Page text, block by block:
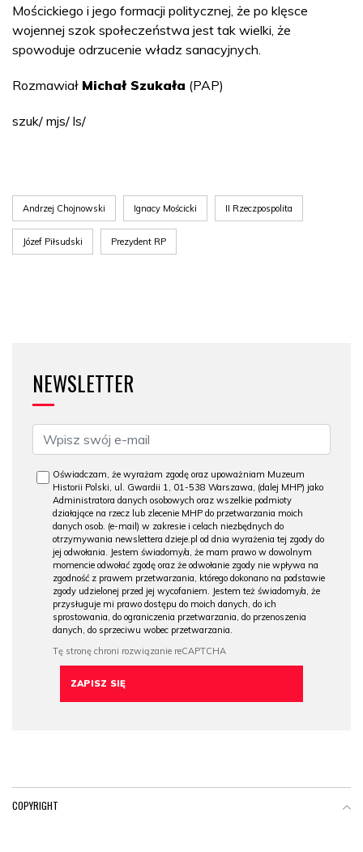
Mościckiego i jego formacji politycznej, że po klęsce
wojennej szok społeczeństwa jest tak wielki, że
spowoduje odrzucenie władz sanacyjnych.
Rozmawiał Michał Szukała (PAP)
szuk/ mjs/ ls/
Andrzej Chojnowski Ignacy Mościcki II Rzeczpospolita
Józef Piłsudski Prezydent RP
NEWSLETTER
Oświadczam, że wyrażam zgodę oraz upoważniam Muzeum
Historii Polski, ul. Gwardii 1, 01-538 Warszawa, (dalej MHP) jako
Administratora danych osobowych oraz wszelkie podmioty
działające na rzecz lub zlecenie MHP do przetwarzania moich
danych osob. (e-mail) w zakresie i celach niezbędnych do
otrzymywania newslettera dzieje.pl od dnia wyrażenia tej zgody do
jej odwołania. Jestem świadomy/a, że mam prawo w dowolnym
momencie odwołać zgodę oraz że odwołanie zgody nie wpływa na
zgodność z prawem przetwarzania, którego dokonano na podstawie
zgody udzielonej przed jej wycofaniem. Jestem też świadomy/a, że
przysługuje mi prawo dostępu do moich danych, do ich
sprostowania, do ograniczenia przetwarzania, do przenoszenia
danych, do sprzeciwu wobec przetwarzania.
COPYRIGHT